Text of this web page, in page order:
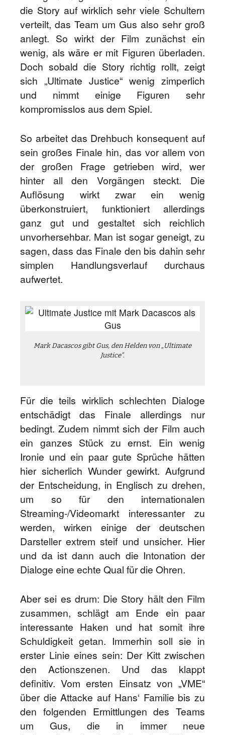
die Story auf wirklich sehr viele Schultern
verteilt, das Team um Gus also sehr groß
anlegt. So wirkt der Film zunächst ein
wenig, als wäre er mit Figuren überladen.
Doch sobald die Story richtig rollt, zeigt
sich „Ultimate Justice“ wenig zimperlich
und nimmt einige Figuren sehr
kompromisslos aus dem Spiel.
So arbeitet das Drehbuch konsequent auf
sein großes Finale hin, das vor allem von
der großen Frage getrieben wird, wer
hinter all den Vorgängen steckt. Die
Auflösung wirkt zwar ein wenig
überkonstruiert, funktioniert allerdings
ganz gut und gestaltet sich reichlich
unvorhersehbar. Man ist sogar geneigt, zu
sagen, dass das Finale den bis dahin sehr
simplen Handlungsverlauf durchaus
aufwertet.
Mark Dacascos gibt Gus, den Helden von „Ultimate
Justice“.
Für die teils wirklich schlechten Dialoge
entschädigt das Finale allerdings nur
bedingt. Zudem nimmt sich der Film auch
ein ganzes Stück zu ernst. Ein wenig
Ironie und ein paar gute Sprüche hätten
hier sicherlich Wunder gewirkt. Aufgrund
der Entscheidung, in Englisch zu drehen,
um so für den internationalen
Streaming-/Videomarkt interessanter zu
werden, wirken einige der deutschen
Darsteller extrem steif und unsicher. Hier
und da ist dann auch die Intonation der
Dialoge eine echte Qual für die Ohren.
Aber sei es drum: Die Story hält den Film
zusammen, schlägt am Ende ein paar
interessante Haken und hat somit ihre
Schuldigkeit getan. Immerhin soll sie in
erster Linie eines sein: Der Kitt zwischen
den Actionszenen. Und das klappt
definitiv. Vom ersten Einsatz von „VME“
über die Attacke auf Hans‘ Familie bis zu
den folgenden Ermittlungen des Teams
um Gus, die in immer neue